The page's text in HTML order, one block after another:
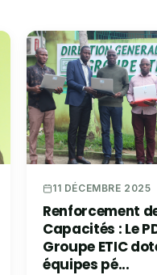
11 DÉCEMBRE 2025
Renforcement
Capacités : Le
Groupe ETIC
équipes pé...